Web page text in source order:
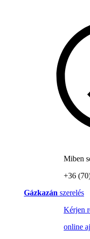
Miben
+36
Gázkazán szerelés
Kérjen
online